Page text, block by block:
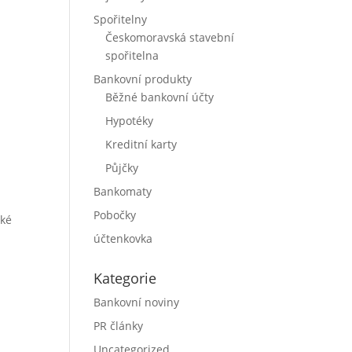
Spořitelny
Českomoravská stavební
spořitelna
Bankovní produkty
Běžné bankovní účty
Hypotéky
Kreditní karty
Půjčky
Bankomaty
Pobočky
účtenkovka
Kategorie
Bankovní noviny
PR články